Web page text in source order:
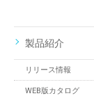
製品紹介
リリース情報
WEB版カタログ